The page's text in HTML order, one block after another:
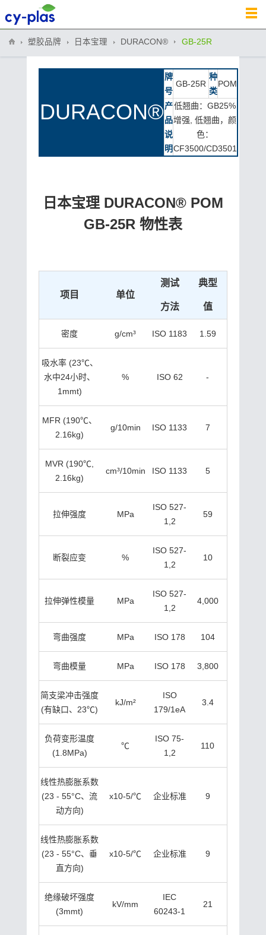
塑胶品牌 日本宝理 DURACON® GB-25R
DURACON®
牌
号
GB-25R
种
类
POM
产
品
说
明
低翘曲：GB25%
增强, 低翘曲，颜
色：
CF3500/CD3501
日本宝理 DURACON® POM
GB-25R 物性表
项目 单位
测试
方法
典型
值
密度 g/cm³ ISO 1183 1.59
吸水率 (23℃、
水中24小时、
1mmt)
% ISO 62 -
MFR (190℃、
2.16kg)
g/10min ISO 1133 7
MVR (190℃,
2.16kg)
cm³/10min ISO 1133 5
拉伸强度 MPa
ISO 527-
1,2
59
断裂应变 %
ISO 527-
1,2
10
拉伸弹性模量 MPa
ISO 527-
1,2
4,000
弯曲强度 MPa ISO 178 104
弯曲模量 MPa ISO 178 3,800
简支梁冲击强度
(有缺口、23℃)
kJ/m²
ISO
179/1eA
3.4
负荷变形温度
(1.8MPa)
℃
ISO 75-
1,2
110
线性热膨胀系数
(23 - 55°C、流
动方向)
x10-5/℃ 企业标准 9
线性热膨胀系数
(23 - 55°C、垂
直方向)
x10-5/℃ 企业标准 9
绝缘破坏强度
(3mmt)
kV/mm
IEC
60243-1
21